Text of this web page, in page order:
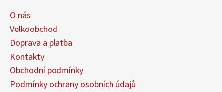
O nás
Velkoobchod
Doprava a platba
Kontakty
Obchodní podmínky
Podmínky ochrany osobních údajů